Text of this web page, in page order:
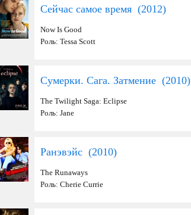
Сейчас самое время (2012)
Now Is Good
Роль: Tessa Scott
Сумерки. Сага. Затмение (2010)
The Twilight Saga: Eclipse
Роль: Jane
Ранэвэйс (2010)
The Runaways
Роль: Cherie Currie